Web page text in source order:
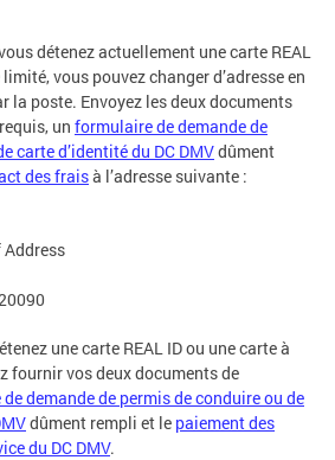
détenez actuellement une carte REAL
vous pouvez changer d’adresse en
la poste. Envoyez les deux documents
un formulaire de demande de
carte d’identité du DC DMVdûment
des fraisà l’adresse suivante :
Address
une carte REAL ID ou une carte à
fournir vos deux documents de
demande de permis de conduire ou de
dûment rempli et le paiement des
du DC DMV.